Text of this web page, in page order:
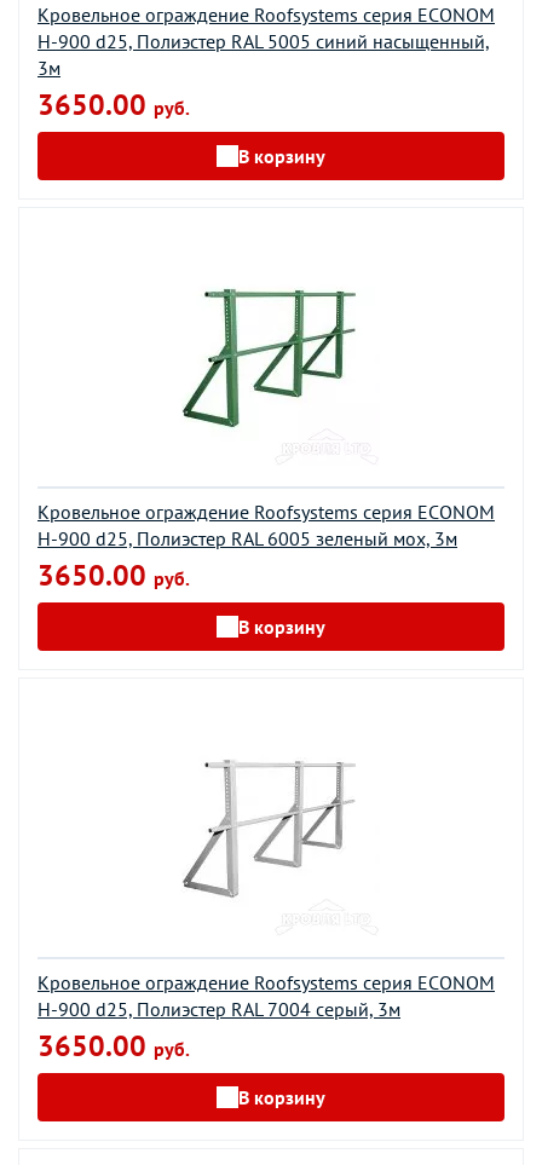
Кровельное ограждение Roofsystems серия ECONOM
H-900 d25, Полиэстер RAL 5005 синий насыщенный,
3м
3650.00 руб.
В корзину
Кровельное ограждение Roofsystems серия ECONOM
H-900 d25, Полиэстер RAL 6005 зеленый мох, 3м
3650.00 руб.
В корзину
Кровельное ограждение Roofsystems серия ECONOM
H-900 d25, Полиэстер RAL 7004 серый, 3м
3650.00 руб.
В корзину